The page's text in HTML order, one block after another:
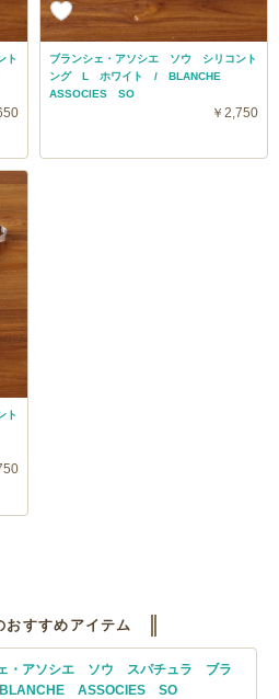
ト
ブランシェ・アソシエ ソウ シリコント
ング L ホワイト / BLANCHE
ASSOCIES SO
￥2,750
ト
おすすめアイテム
・アソシエ ソウ スパチュラ ブラ
ASSOCIES SO